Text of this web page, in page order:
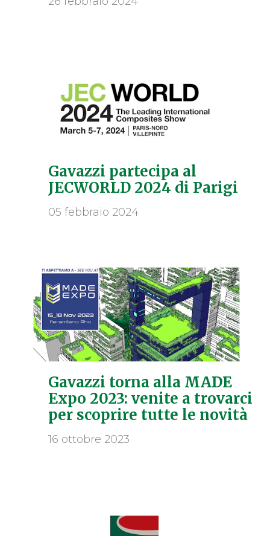
Gavazzi partecipa al
JECWORLD 2024 di Parigi
05 febbraio 2024
Gavazzi torna alla MADE
Expo 2023: venite a trovarci
per scoprire tutte le novità
16 ottobre 2023